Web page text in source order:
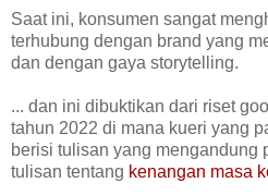
Saat ini, konsumen sangat
terhubung dengan brand yang
dan dengan gaya storytelling.
... dan ini dibuktikan dari riset
tahun 2022 di mana kueri yang
berisi tulisan yang mengandung
tulisan tentang kenangan masa